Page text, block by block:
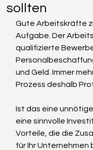
sollten
Gute Arbeitskräfte
Aufgabe. Der
qualifizierte
und Geld. Immer
Prozess deshalb
Ist das eine
eine sinnvolle
Vorteile, die die
für Ihr Unternehmen